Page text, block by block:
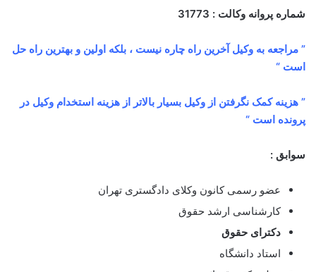
شماره پروانه وکالت : 31773
” مراجعه به وکیل آخرین راه چاره نیست ، بلکه اولین و بهترین راه حل
است “
” هزینه کمک نگرفتن از وکیل بسیار بالاتر از هزینه استخدام وکیل در
پرونده است “
سوابق :
عضو رسمی کانون وکلای دادگستری تهران
کارشناسی ارشد حقوق
دکترای حقوق
استاد دانشگاه